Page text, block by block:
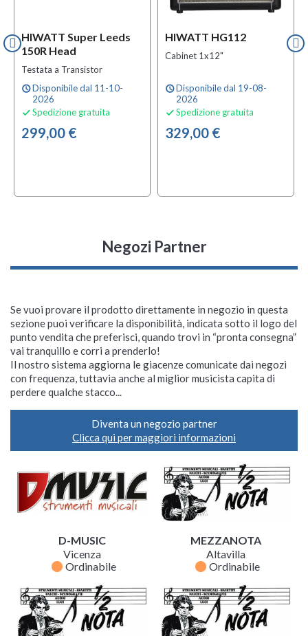
HIWATT Super Leeds
150R Head
Testata a Transistor
scheduleDisponibile dal 11-10-
2026
 Spedizione gratuita
299,00 €
HIWATT HG112
Cabinet 1x12"
scheduleDisponibile dal 19-08-
2026
 Spedizione gratuita
329,00 €
Negozi Partner
Se vuoi provare il prodotto direttamente in negozio in questa
sezione puoi verificare la disponibilità, indicata sotto il logo del
punto vendita che preferisci, quando trovi in “pronta consegna”
vai tranquillo e corri a prenderlo!
Il nostro sistema aggiorna le giacenze comunicate dai negozi
con frequenza, tuttavia anche al miglior musicista capita di
perdere qualche stacco...
Diventa un negozio partner
Clicca qui per maggiori informazioni
D-MUSIC
Vicenza
fiber_manual_record Ordinabile
MEZZANOTA
Altavilla
fiber_manual_record Ordinabile